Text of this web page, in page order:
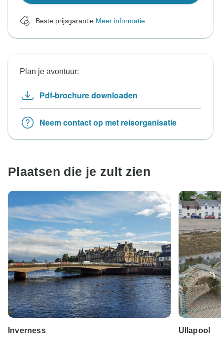
Beste prijsgarantie Meer informatie
Plan je avontuur:
Pdf-brochure downloaden
Neem contact op met reisorganisatie
Plaatsen die je zult zien
Inverness Ullapool